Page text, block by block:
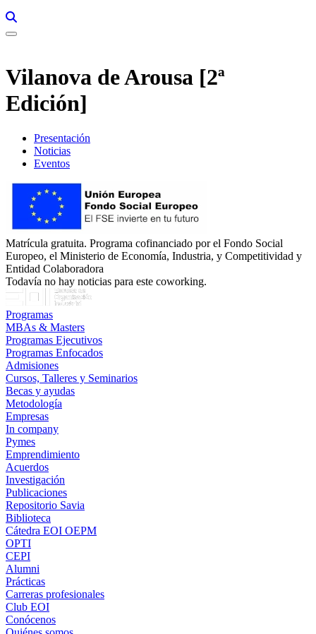
Vilanova de Arousa [2ª
Edición]
Presentación
Noticias
Eventos
Matrícula gratuita. Programa cofinanciado por el Fondo Social
Europeo, el Ministerio de Economía, Industria, y Competitividad y
Entidad Colaboradora
Todavía no hay noticias para este coworking.
Programas
MBAs & Masters
Programas Ejecutivos
Programas Enfocados
Admisiones
Cursos, Talleres y Seminarios
Becas y ayudas
Metodología
Empresas
In company
Pymes
Emprendimiento
Acuerdos
Investigación
Publicaciones
Repositorio Savia
Biblioteca
Cátedra EOI OEPM
OPTI
CEPI
Alumni
Prácticas
Carreras profesionales
Club EOI
Conócenos